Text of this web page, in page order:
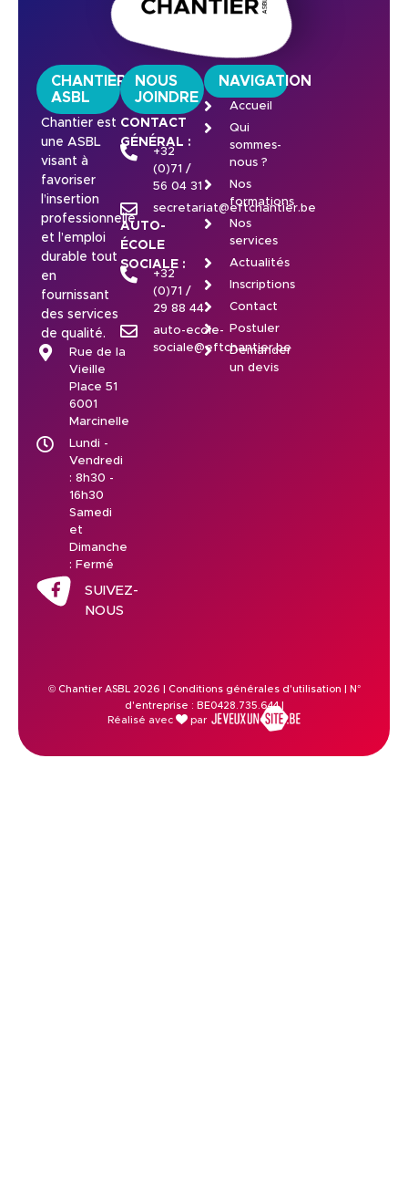
CHANTIER
ASBL
Chantier est
une ASBL
visant à
favoriser
l’insertion
professionnelle
et l’emploi
durable tout
en
fournissant
des services
de qualité.
Rue de la
Vieille
Place 51
6001
Marcinelle
Lundi -
Vendredi
: 8h30 -
16h30
Samedi
et
Dimanche
: Fermé
SUIVEZ-
NOUS
NOUS
JOINDRE
CONTACT
GÉNÉRAL :
+32
(0)71 /
56 04 31
secretariat@eftchantier.be
AUTO-
ÉCOLE
SOCIALE :
+32
(0)71 /
29 88 44
auto-ecole-
sociale@eftchantier.be
NAVIGATION
Accueil
Qui
sommes-
nous ?
Nos
formations
Nos
services
Actualités
Inscriptions
Contact
Postuler
Demander
un devis
© Chantier ASBL 2026 | Conditions générales d'utilisation | N°
d'entreprise : BE0428.735.644 |
Réalisé avec
par